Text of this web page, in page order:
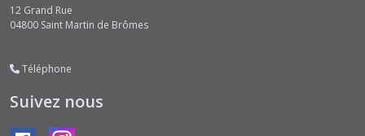
12 Grand Rue
04800 Saint Martin de Brômes
Téléphone
Suivez nous